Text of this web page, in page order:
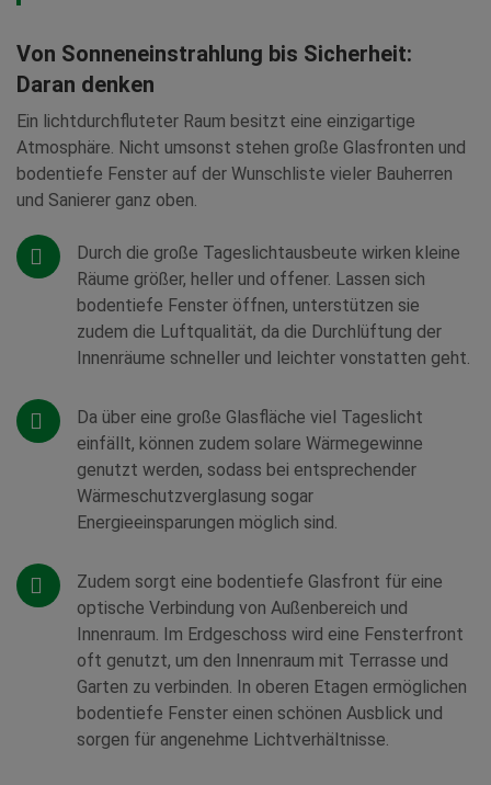
Von Sonneneinstrahlung bis Sicherheit:
Daran denken
Ein lichtdurchfluteter Raum besitzt eine einzigartige
Atmosphäre. Nicht umsonst stehen große Glasfronten und
bodentiefe Fenster auf der Wunschliste vieler Bauherren
und Sanierer ganz oben.
Durch die große Tageslichtausbeute wirken kleine
Räume größer, heller und offener. Lassen sich
bodentiefe Fenster öffnen, unterstützen sie
zudem die Luftqualität, da die Durchlüftung der
Innenräume schneller und leichter vonstatten geht.
Da über eine große Glasfläche viel Tageslicht
einfällt, können zudem solare Wärmegewinne
genutzt werden, sodass bei entsprechender
Wärmeschutzverglasung sogar
Energieeinsparungen möglich sind.
Zudem sorgt eine bodentiefe Glasfront für eine
optische Verbindung von Außenbereich und
Innenraum. Im Erdgeschoss wird eine Fensterfront
oft genutzt, um den Innenraum mit Terrasse und
Garten zu verbinden. In oberen Etagen ermöglichen
bodentiefe Fenster einen schönen Ausblick und
sorgen für angenehme Lichtverhältnisse.